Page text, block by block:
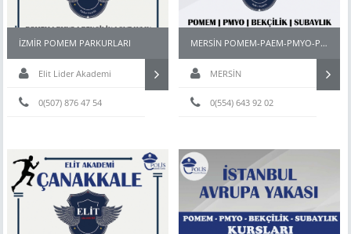
İZMİR POMEM PARKURLARI
Elit Lider Akademi
0(507) 876 47 54
MERSİN POMEM-PAEM-PMYO-PÖH- HAZIRLIK KURSU
MERSİN
0(554) 643 92 02